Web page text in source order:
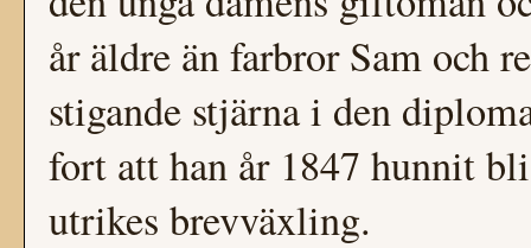
år äldre än farbror Sam och
stigande stjärna i den
fort att han år 1847 hunnit
utrikes brevväxling.